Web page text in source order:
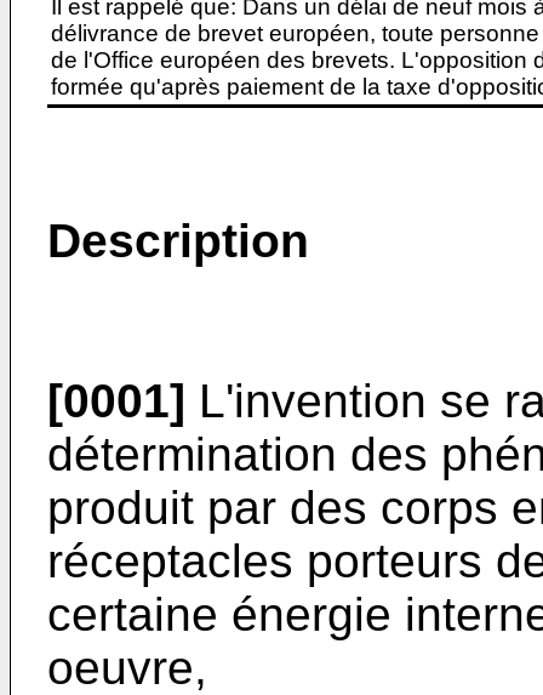
Il est rappelé que: Dans un délai de neuf
délivrance de brevet européen, toute
de l'Office européen des brevets. L'opposition
formée qu'après paiement de la taxe
Description
[0001] L'invention se
détermination des
produit par des corps
réceptacles porteurs
certaine énergie
oeuvre,